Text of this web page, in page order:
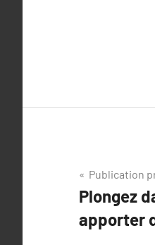
de
l’article
Publication
Plongez
apporter